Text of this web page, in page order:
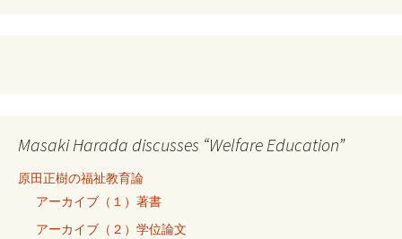
Masaki Harada discusses “Welfare Education”
原田正樹の福祉教育論
アーカイブ（１）著書
アーカイブ（２）学位論文